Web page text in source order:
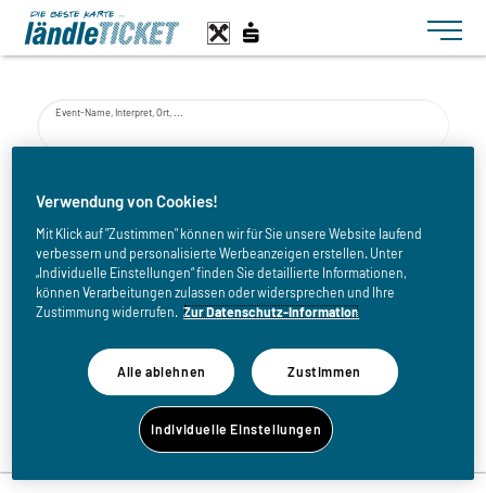
Toggle
Event-Name, Interpret, Ort, ...
bis
Zurück zur Eventliste
Verwendung von Cookies!
Mit Klick auf "Zustimmen" können wir für Sie unsere Website laufend
verbessern und personalisierte Werbeanzeigen erstellen. Unter
„Individuelle Einstellungen“ finden Sie detaillierte Informationen,
können Verarbeitungen zulassen oder widersprechen und Ihre
Zustimmung widerrufen. Zur Datenschutz-Information
Alle ablehnen Zustimmen
Individuelle Einstellungen